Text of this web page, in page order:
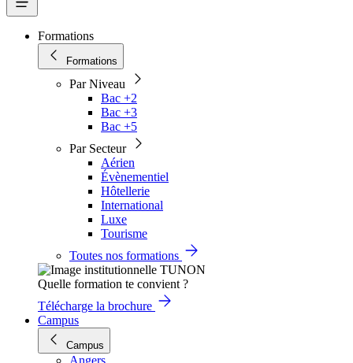
Formations
Formations
Par Niveau
Bac +2
Bac +3
Bac +5
Par Secteur
Aérien
Évènementiel
Hôtellerie
International
Luxe
Tourisme
Toutes nos formations
Quelle formation te convient ?
Télécharge la brochure
Campus
Campus
Angers